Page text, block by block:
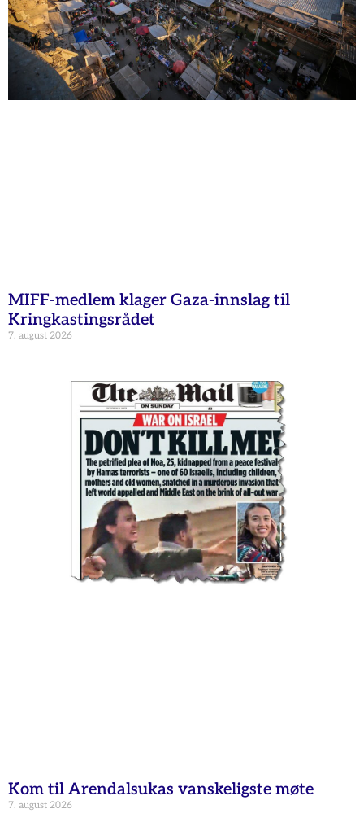
MIFF-medlem klager Gaza-innslag til
Kringkastingsrådet
7. august 2026
Kom til Arendalsukas vanskeligste møte
7. august 2026